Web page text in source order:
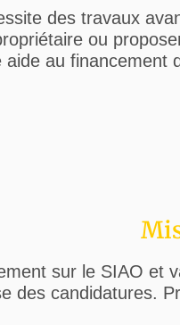
des travaux
ou
au financement
sur le SIAO et
des candidatures.